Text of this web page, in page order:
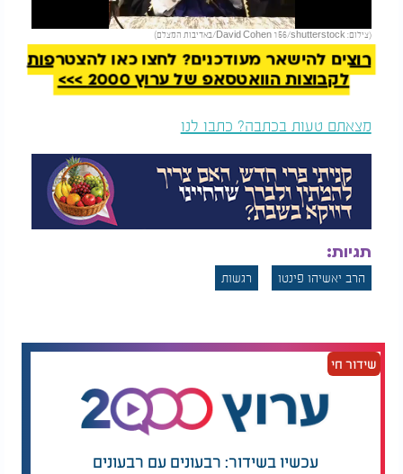
Video
(צילום: David Cohen 156/shutterstock/באדיבות המצלם)
רוצים להישאר מעודכנים? לחצו כאן להצטרפות
לקבוצות הוואטסאפ של ערוץ 2000 >>>
מצאתם טעות בכתבה? כתבו לנו
תגיות:
הרב יאשיהו פינטו רגשות
שידור חי
עכשיו בשידור: רבעונים עם רבעונים